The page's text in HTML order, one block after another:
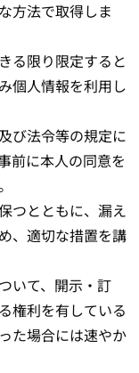
方法で取得しま
る限り限定すると
個人情報を利用し
び法令等の規定に
前に本人の同意を
つとともに、漏え
、適切な措置を講
いて、開示・訂
権利を有している
た場合には速やか